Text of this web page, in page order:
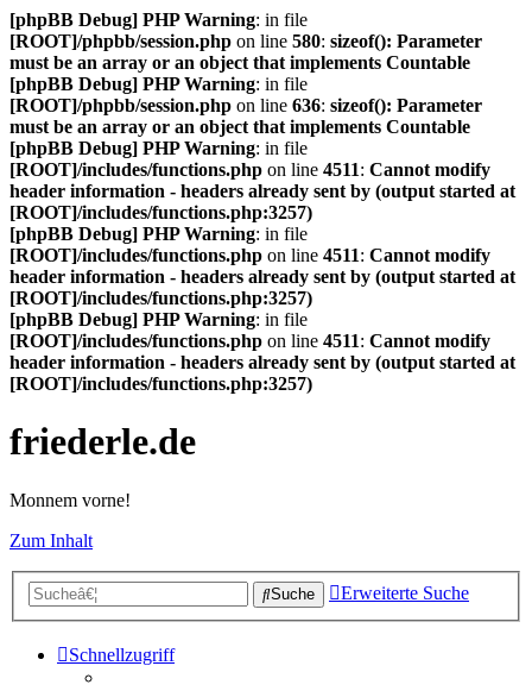
[phpBB Debug] PHP Warning: in file
[ROOT]/phpbb/session.php on line 580: sizeof(): Parameter
must be an array or an object that implements Countable
[phpBB Debug] PHP Warning: in file
[ROOT]/phpbb/session.php on line 636: sizeof(): Parameter
must be an array or an object that implements Countable
[phpBB Debug] PHP Warning: in file
[ROOT]/includes/functions.php on line 4511: Cannot modify
header information - headers already sent by (output started at
[ROOT]/includes/functions.php:3257)
[phpBB Debug] PHP Warning: in file
[ROOT]/includes/functions.php on line 4511: Cannot modify
header information - headers already sent by (output started at
[ROOT]/includes/functions.php:3257)
[phpBB Debug] PHP Warning: in file
[ROOT]/includes/functions.php on line 4511: Cannot modify
header information - headers already sent by (output started at
[ROOT]/includes/functions.php:3257)
friederle.de
Monnem vorne!
Zum Inhalt
Suche Erweiterte Suche
Schnellzugriff